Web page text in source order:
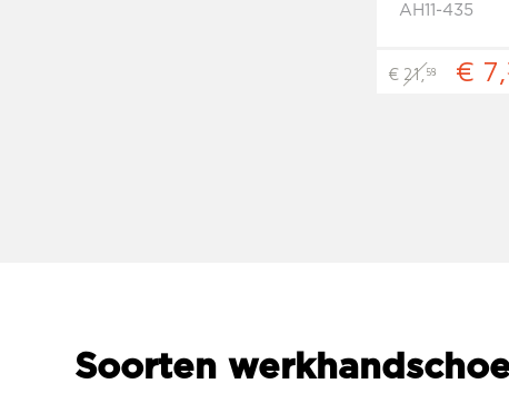
AH11-435
€ 21, 58 € 7,
Soorten